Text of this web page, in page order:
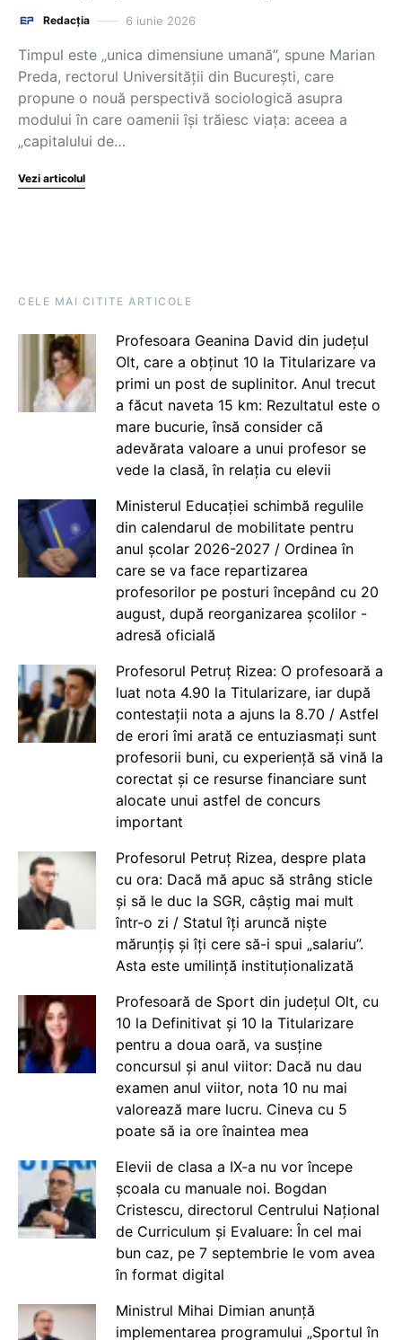
Redacția 6 iunie 2026
Timpul este „unica dimensiune umană”, spune Marian
Preda, rectorul Universității din București, care
propune o nouă perspectivă sociologică asupra
modului în care oamenii își trăiesc viața: aceea a
„capitalului de…
Vezi articolul
CELE MAI CITITE ARTICOLE
Profesoara Geanina David din județul
Olt, care a obținut 10 la Titularizare va
primi un post de suplinitor. Anul trecut
a făcut naveta 15 km: Rezultatul este o
mare bucurie, însă consider că
adevărata valoare a unui profesor se
vede la clasă, în relația cu elevii
Ministerul Educației schimbă regulile
din calendarul de mobilitate pentru
anul școlar 2026-2027 / Ordinea în
care se va face repartizarea
profesorilor pe posturi începând cu 20
august, după reorganizarea școlilor -
adresă oficială
Profesorul Petruț Rizea: O profesoară a
luat nota 4.90 la Titularizare, iar după
contestații nota a ajuns la 8.70 / Astfel
de erori îmi arată ce entuziasmați sunt
profesorii buni, cu experiență să vină la
corectat și ce resurse financiare sunt
alocate unui astfel de concurs
important
Profesorul Petruț Rizea, despre plata
cu ora: Dacă mă apuc să strâng sticle
și să le duc la SGR, câștig mai mult
într-o zi / Statul îți aruncă niște
mărunțiș și îți cere să-i spui „salariu”.
Asta este umilință instituționalizată
Profesoară de Sport din județul Olt, cu
10 la Definitivat și 10 la Titularizare
pentru a doua oară, va susține
concursul și anul viitor: Dacă nu dau
examen anul viitor, nota 10 nu mai
valorează mare lucru. Cineva cu 5
poate să ia ore înaintea mea
Elevii de clasa a IX-a nu vor începe
școala cu manuale noi. Bogdan
Cristescu, directorul Centrului Național
de Curriculum și Evaluare: În cel mai
bun caz, pe 7 septembrie le vom avea
în format digital
Ministrul Mihai Dimian anunță
implementarea programului „Sportul în